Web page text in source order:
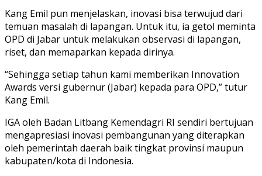
Kang Emil pun menjelaskan, inovasi bisa terwujud dari
temuan masalah di lapangan. Untuk itu, ia getol meminta
OPD di Jabar untuk melakukan observasi di lapangan,
riset, dan memaparkan kepada dirinya.
“Sehingga setiap tahun kami memberikan Innovation
Awards versi gubernur (Jabar) kepada para OPD,” tutur
Kang Emil.
IGA oleh Badan Litbang Kemendagri RI sendiri bertujuan
mengapresiasi inovasi pembangunan yang diterapkan
oleh pemerintah daerah baik tingkat provinsi maupun
kabupaten/kota di Indonesia.